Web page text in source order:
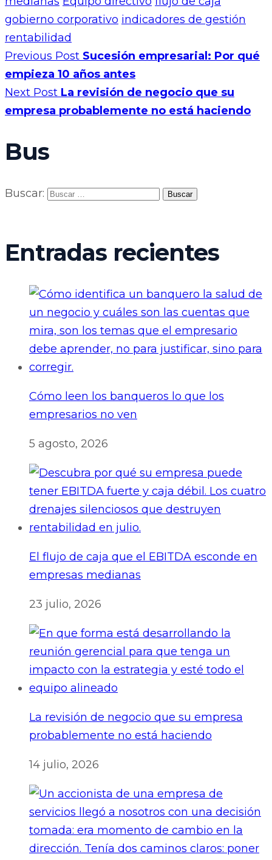
gobierno corporativo indicadores de gestión
rentabilidad
Previous Post Sucesión empresarial: Por qué
empieza 10 años antes
Next Post La revisión de negocio que su
empresa probablemente no está haciendo
Bus
Buscar:
Entradas recientes
Cómo leen los banqueros lo que los
empresarios no ven
5 agosto, 2026
El flujo de caja que el EBITDA esconde en
empresas medianas
23 julio, 2026
La revisión de negocio que su empresa
probablemente no está haciendo
14 julio, 2026